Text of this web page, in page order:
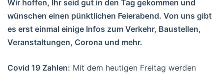
Wir hoffen, Ihr seid gut in den Tag gekommen und
wünschen einen pünktlichen Feierabend. Von uns gibt
es erst einmal einige Infos zum Verkehr, Baustellen,
Veranstaltungen, Corona und mehr.
Covid 19 Zahlen: Mit dem heutigen Freitag werden